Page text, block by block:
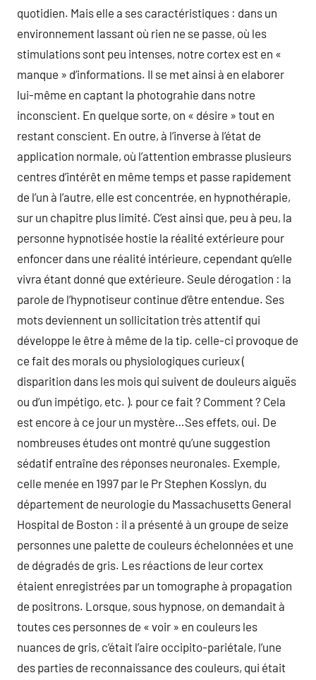
quotidien. Mais elle a ses caractéristiques : dans un
environnement lassant où rien ne se passe, où les
stimulations sont peu intenses, notre cortex est en «
manque » d’informations. Il se met ainsi à en elaborer
lui-même en captant la photograhie dans notre
inconscient. En quelque sorte, on « désire » tout en
restant conscient. En outre, à l’inverse à l’état de
application normale, où l’attention embrasse plusieurs
centres d’intérêt en même temps et passe rapidement
de l’un à l’autre, elle est concentrée, en hypnothérapie,
sur un chapitre plus limité. C’est ainsi que, peu à peu, la
personne hypnotisée hostie la réalité extérieure pour
enfoncer dans une réalité intérieure, cependant qu’elle
vivra étant donné que extérieure. Seule dérogation : la
parole de l’hypnotiseur continue d’être entendue. Ses
mots deviennent un sollicitation très attentif qui
développe le être à même de la tip. celle-ci provoque de
ce fait des morals ou physiologiques curieux (
disparition dans les mois qui suivent de douleurs aiguës
ou d’un impétigo, etc. ). pour ce fait ? Comment ? Cela
est encore à ce jour un mystère…Ses effets, oui. De
nombreuses études ont montré qu’une suggestion
sédatif entraîne des réponses neuronales. Exemple,
celle menée en 1997 par le Pr Stephen Kosslyn, du
département de neurologie du Massachusetts General
Hospital de Boston : il a présenté à un groupe de seize
personnes une palette de couleurs échelonnées et une
de dégradés de gris. Les réactions de leur cortex
étaient enregistrées par un tomographe à propagation
de positrons. Lorsque, sous hypnose, on demandait à
toutes ces personnes de « voir » en couleurs les
nuances de gris, c’était l’aire occipito-pariétale, l’une
des parties de reconnaissance des couleurs, qui était